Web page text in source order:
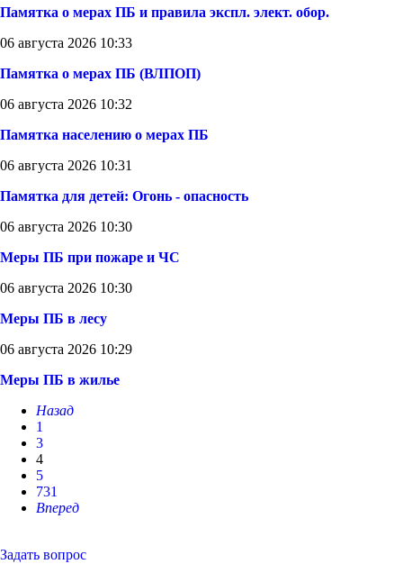
Памятка о мерах ПБ и правила экспл. элект. обор.
06 августа 2026 10:33
Памятка о мерах ПБ (ВЛПОП)
06 августа 2026 10:32
Памятка населению о мерах ПБ
06 августа 2026 10:31
Памятка для детей: Огонь - опасность
06 августа 2026 10:30
Меры ПБ при пожаре и ЧС
06 августа 2026 10:30
Меры ПБ в лесу
06 августа 2026 10:29
Меры ПБ в жилье
Назад
1
3
4
5
731
Вперед
Задать вопрос